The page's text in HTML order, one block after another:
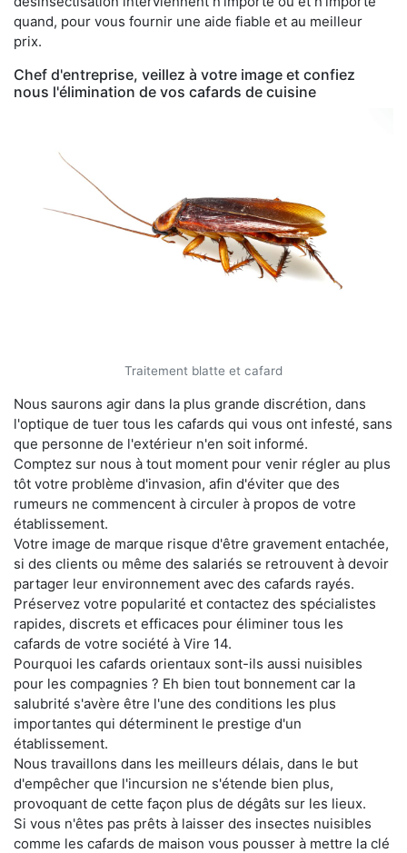
quand, pour vous fournir une aide fiable et au meilleur
prix.
Chef d'entreprise, veillez à votre image et confiez
nous l'élimination de vos cafards de cuisine
Traitement blatte et cafard
Nous saurons agir dans la plus grande discrétion, dans
l'optique de tuer tous les cafards qui vous ont infesté, sans
que personne de l'extérieur n'en soit informé.
Comptez sur nous à tout moment pour venir régler au plus
tôt votre problème d'invasion, afin d'éviter que des
rumeurs ne commencent à circuler à propos de votre
établissement.
Votre image de marque risque d'être gravement entachée,
si des clients ou même des salariés se retrouvent à devoir
partager leur environnement avec des cafards rayés.
Préservez votre popularité et contactez des spécialistes
rapides, discrets et efficaces pour éliminer tous les
cafards de votre société à Vire 14.
Pourquoi les cafards orientaux sont-ils aussi nuisibles
pour les compagnies ? Eh bien tout bonnement car la
salubrité s'avère être l'une des conditions les plus
importantes qui déterminent le prestige d'un
établissement.
Nous travaillons dans les meilleurs délais, dans le but
d'empêcher que l'incursion ne s'étende bien plus,
provoquant de cette façon plus de dégâts sur les lieux.
Si vous n'êtes pas prêts à laisser des insectes nuisibles
comme les cafards de maison vous pousser à mettre la clé